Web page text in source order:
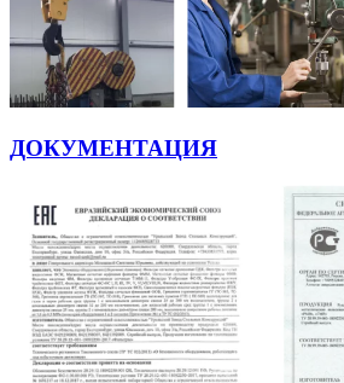
ДОКУМЕНТАЦИЯ